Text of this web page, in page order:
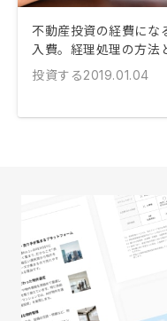
不動産投資の経費にな
入費。経理処理の方法
投資する2019.01.04